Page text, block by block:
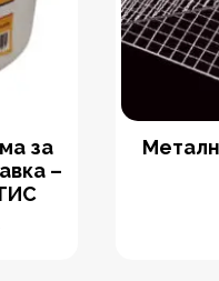
за
–